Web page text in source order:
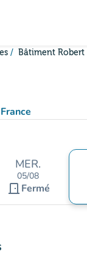
Bâtiment Robert
Maps)
MER.
05/08
door_front Fermé